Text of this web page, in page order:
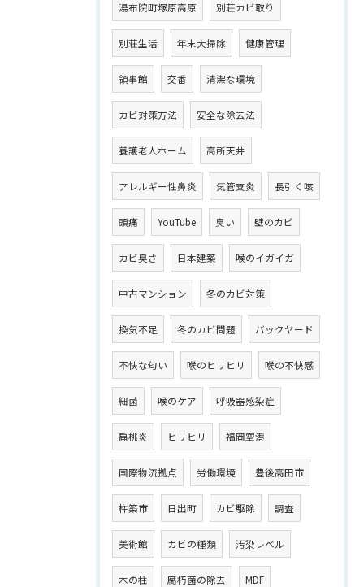
湯布院町塚原高原 別荘カビ取り
別荘生活 年末大掃除 健康管理
領事館 交番 清潔な環境
カビ対策方法 安全な除去法
養護老人ホーム 高所天井
アレルギー性鼻炎 気管支炎 長引く咳
頭痛 YouTube 臭い 壁のカビ
カビ臭さ 日本建築 喉のイガイガ
中古マンション 冬のカビ対策
換気不足 冬のカビ問題 バックヤード
不快な匂い 喉のヒリヒリ 喉の不快感
細菌 喉のケア 呼吸器感染症
扁桃炎 ヒリヒリ 福岡空港
国際物流拠点 労働環境 豊後高田市
杵築市 日出町 カビ駆除 調査
美術館 カビの種類 汚染レベル
木の柱 腐朽菌の除去 MDF